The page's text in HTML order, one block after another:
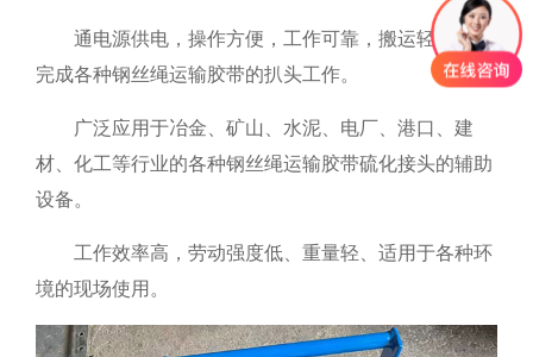
通电源供电，操作方便，工作可靠，搬运轻便，可
完成各种钢丝绳运输胶带的扒头工作。
广泛应用于冶金、矿山、水泥、电厂、港口、建
材、化工等行业的各种钢丝绳运输胶带硫化接头的辅助
设备。
工作效率高，劳动强度低、重量轻、适用于各种环
境的现场使用。